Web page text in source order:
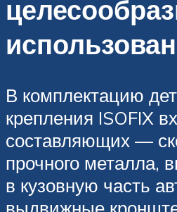
В комплектацию
крепления ISOFIX
составляющих —
прочного металла,
в кузовную часть